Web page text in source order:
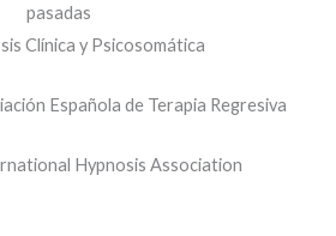
pasadas
Clínica y Psicosomática
Española de Terapia Regresiva
Hypnosis Association